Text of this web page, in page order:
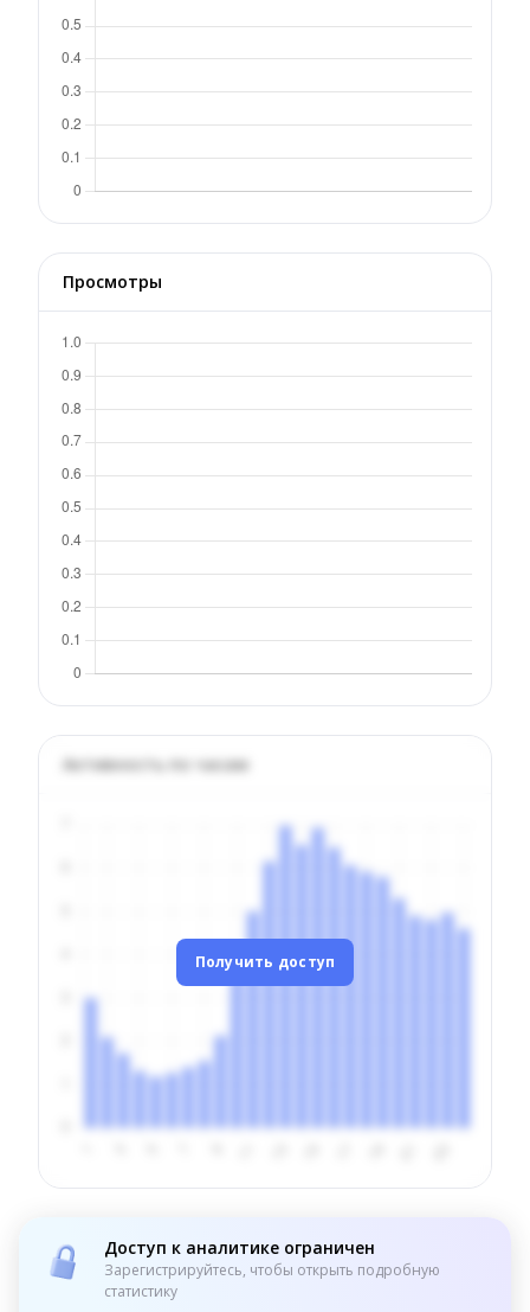
Просмотры
Активность по часам
Получить доступ
Доступ к аналитике ограничен
Зарегистрируйтесь, чтобы открыть подробную
статистику